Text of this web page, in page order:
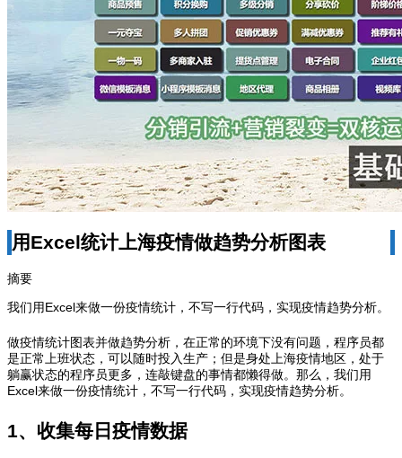
用Excel统计上海疫情做趋势分析图表
摘要
我们用Excel来做一份疫情统计，不写一行代码，实现疫情趋势分析。
做疫情统计图表并做趋势分析，在正常的环境下没有问题，程序员都
是正常上班状态，可以随时投入生产；但是身处上海疫情地区，处于
躺赢状态的程序员更多，连敲键盘的事情都懒得做。那么，我们用
Excel来做一份疫情统计，不写一行代码，实现疫情趋势分析。
1、收集每日疫情数据